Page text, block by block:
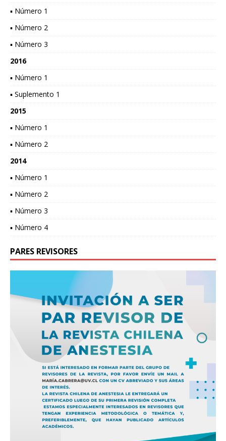
▪ Número 1
▪ Número 2
▪ Número 3
2016
▪ Número 1
▪ Suplemento 1
2015
▪ Número 1
▪ Número 2
2014
▪ Número 1
▪ Número 2
▪ Número 3
▪ Número 4
PARES REVISORES